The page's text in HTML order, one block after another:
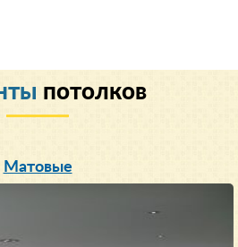
потолков
Матовые